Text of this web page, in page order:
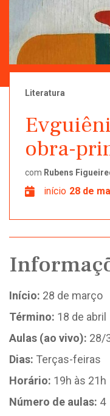
Literatura
obra-
com Rubens
início 28 de
Início: 28 de março
Término: 18 de abril
Aulas (ao vivo): 28/
Dias: Terças-feiras
Horário: 19h às 21h
Número de aulas: 4